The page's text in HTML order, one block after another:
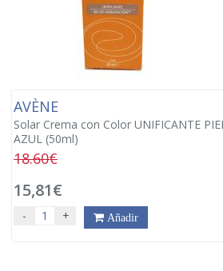
AVÈNE
Solar Crema con Color UNIFICANTE
AZUL (50ml)
18.60€
15,81€
- + Añadir